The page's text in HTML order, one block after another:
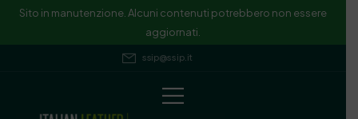
Sito in manutenzione. Alcuni contenuti potrebbero non essere
aggiornati.
ssip@ssip.it